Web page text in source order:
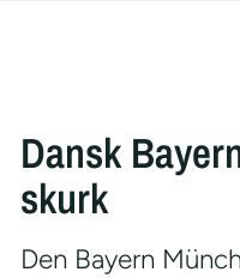
Dansk
skurk
Den Bayern